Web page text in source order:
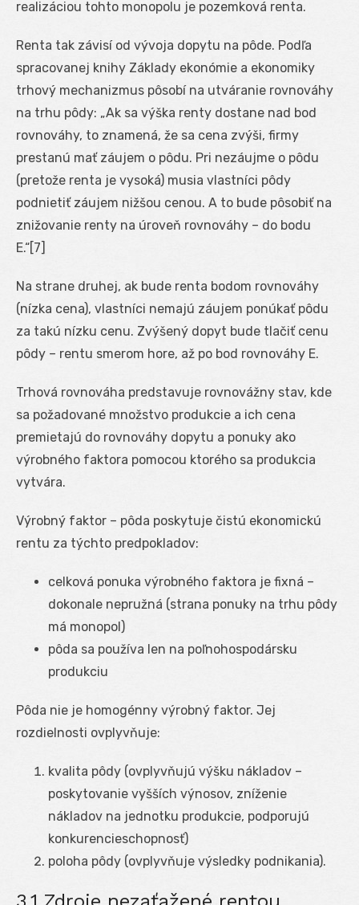
realizáciou tohto monopolu je pozemková renta.
Renta tak závisí od vývoja dopytu na pôde. Podľa
spracovanej knihy Základy ekonómie a ekonomiky
trhový mechanizmus pôsobí na utváranie rovnováhy
na trhu pôdy: „Ak sa výška renty dostane nad bod
rovnováhy, to znamená, že sa cena zvýši, firmy
prestanú mať záujem o pôdu. Pri nezáujme o pôdu
(pretože renta je vysoká) musia vlastníci pôdy
podnietiť záujem nižšou cenou. A to bude pôsobiť na
znižovanie renty na úroveň rovnováhy – do bodu
E.“[7]
Na strane druhej, ak bude renta bodom rovnováhy
(nízka cena), vlastníci nemajú záujem ponúkať pôdu
za takú nízku cenu. Zvýšený dopyt bude tlačiť cenu
pôdy – rentu smerom hore, až po bod rovnováhy E.
Trhová rovnováha predstavuje rovnovážny stav, kde
sa požadované množstvo produkcie a ich cena
premietajú do rovnováhy dopytu a ponuky ako
výrobného faktora pomocou ktorého sa produkcia
vytvára.
Výrobný faktor – pôda poskytuje čistú ekonomickú
rentu za týchto predpokladov:
celková ponuka výrobného faktora je fixná –
dokonale nepružná (strana ponuky na trhu pôdy
má monopol)
pôda sa používa len na poľnohospodársku
produkciu
Pôda nie je homogénny výrobný faktor. Jej
rozdielnosti ovplyvňuje:
kvalita pôdy (ovplyvňujú výšku nákladov –
poskytovanie vyšších výnosov, zníženie
nákladov na jednotku produkcie, podporujú
konkurencieschopnosť)
poloha pôdy (ovplyvňuje výsledky podnikania).